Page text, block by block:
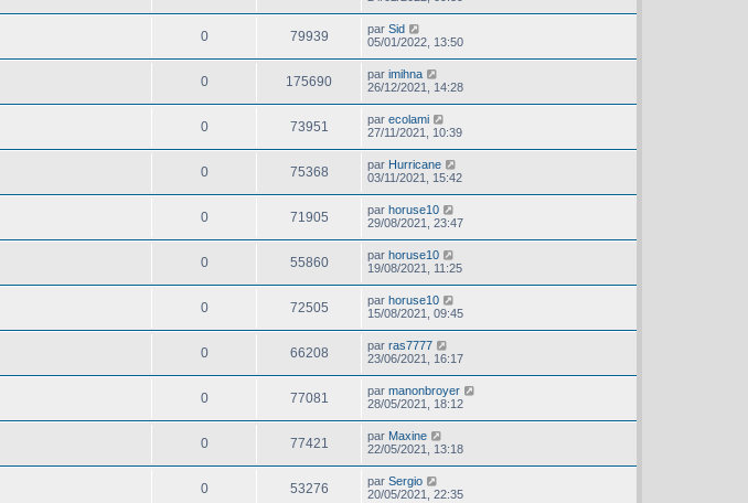
0 79939 par Sid
05/01/2022, 13:50
0 175690 par imihna
26/12/2021, 14:28
0 73951 par ecolami
27/11/2021, 10:39
0 75368 par Hurricane
03/11/2021, 15:42
0 71905 par horuse10
29/08/2021, 23:47
0 55860 par horuse10
19/08/2021, 11:25
0 72505 par horuse10
15/08/2021, 09:45
0 66208 par ras7777
23/06/2021, 16:17
0 77081 par manonbroyer
28/05/2021, 18:12
0 77421 par Maxine
22/05/2021, 13:18
0 53276 par Sergio
20/05/2021, 22:35